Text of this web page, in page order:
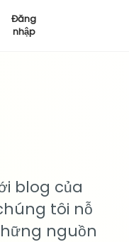
Đăng
nhập
blog của
tôi nỗ
nguồn